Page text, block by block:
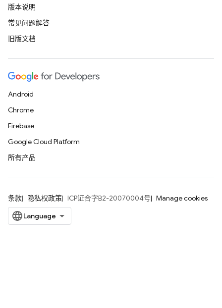
版本说明
常见问题解答
旧版文档
Android
Chrome
Firebase
Google Cloud Platform
所有产品
条款 隐私权政策 ICP证合字B2-20070004号 Manage cookies